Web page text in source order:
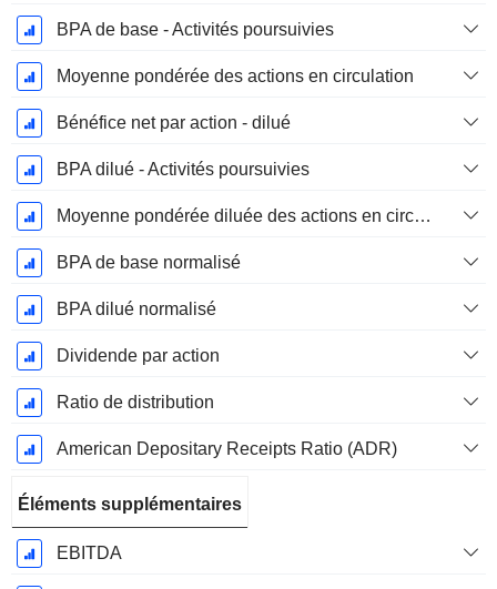
BPA de base - Activités poursuivies
Moyenne pondérée des actions en circulation
Bénéfice net par action - dilué
BPA dilué - Activités poursuivies
Moyenne pondérée diluée des actions en circulation
BPA de base normalisé
BPA dilué normalisé
Dividende par action
Ratio de distribution
American Depositary Receipts Ratio (ADR)
Éléments supplémentaires
EBITDA